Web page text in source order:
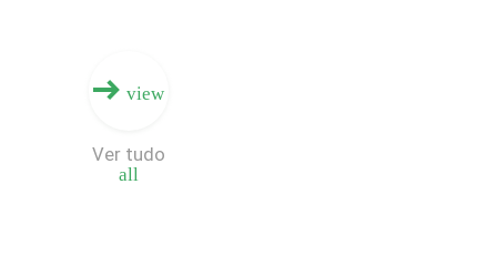
view
all
Ver tudo